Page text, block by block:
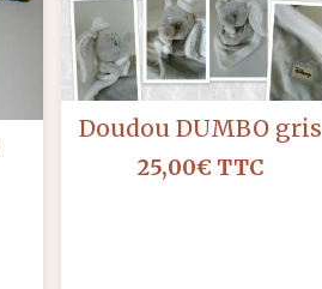
Doudou DUMBO gris
25,00€ TTC